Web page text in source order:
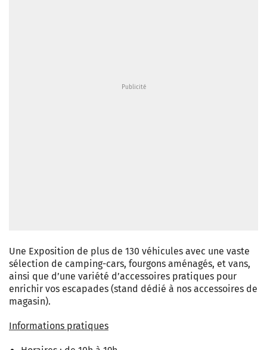
Une Exposition de plus de 130 véhicules avec une vaste
sélection de camping-cars, fourgons aménagés, et vans,
ainsi que d’une variété d’accessoires pratiques pour
enrichir vos escapades (stand dédié à nos accessoires de
magasin).
Informations pratiques